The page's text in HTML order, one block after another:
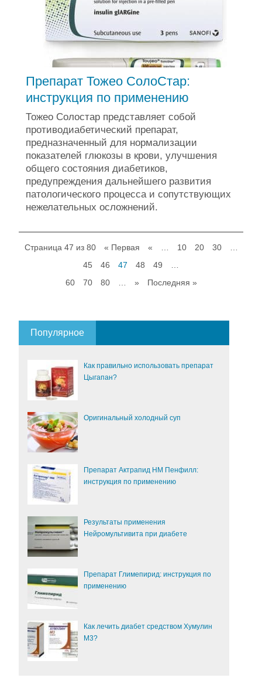
Препарат Тожео СолоСтар:
инструкция по применению
Тожео Солостар представляет собой
противодиабетический препарат,
предназначенный для нормализации
показателей глюкозы в крови, улучшения
общего состояния диабетиков,
предупреждения дальнейшего развития
патологического процесса и сопутствующих
нежелательных осложнений.
Страница 47 из 80 « Первая « 10 20 30
45
46 47 48 49
60
70 80 » Последняя »
Популярное
Как правильно использовать препарат
Цыгапан?
Оригинальный холодный суп
Препарат Актрапид НМ Пенфилл:
инструкция по применению
Результаты применения
Нейромультивита при диабете
Препарат Глимепирид: инструкция по
применению
Как лечить диабет средством Хумулин
М3?